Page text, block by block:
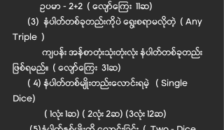
             ဥပမာ - 2+2  ( လျော်ကြေး  11ဆ)
Triple  )
ဖြစ်ရမည်။  ( လျော်ကြေး  31ဆ)
Dice)
               ( 1လုံး 1ဆ) ( 2လုံး 2ဆ) (3လုံး 12ဆ)